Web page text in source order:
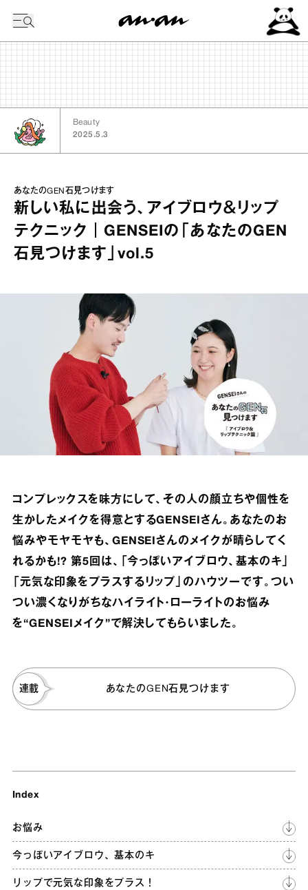
Beauty
2025.5.3
あなたのGEN石見つけます
新しい私に出会う、アイブロウ＆リップ
テクニック｜GENSEIの「あなたのGEN
石見つけます」vol.5
コンプレックスを味方にして、その人の顔立ちや個性を
生かしたメイクを得意とするGENSEIさん。あなたのお
悩みやモヤモヤも、GENSEIさんのメイクが晴らしてく
れるかも!? 第5回は、「今っぽいアイブロウ、基本のキ」
「元気な印象をプラスするリップ」のハウツーです。つい
つい濃くなりがちなハイライト・ローライトのお悩み
を“GENSEIメイク”で解決してもらいました。
連載 あなたのGEN石見つけます
Index
お悩み
今っぽいアイブロウ、基本のキ
リップで元気な印象をプラス！